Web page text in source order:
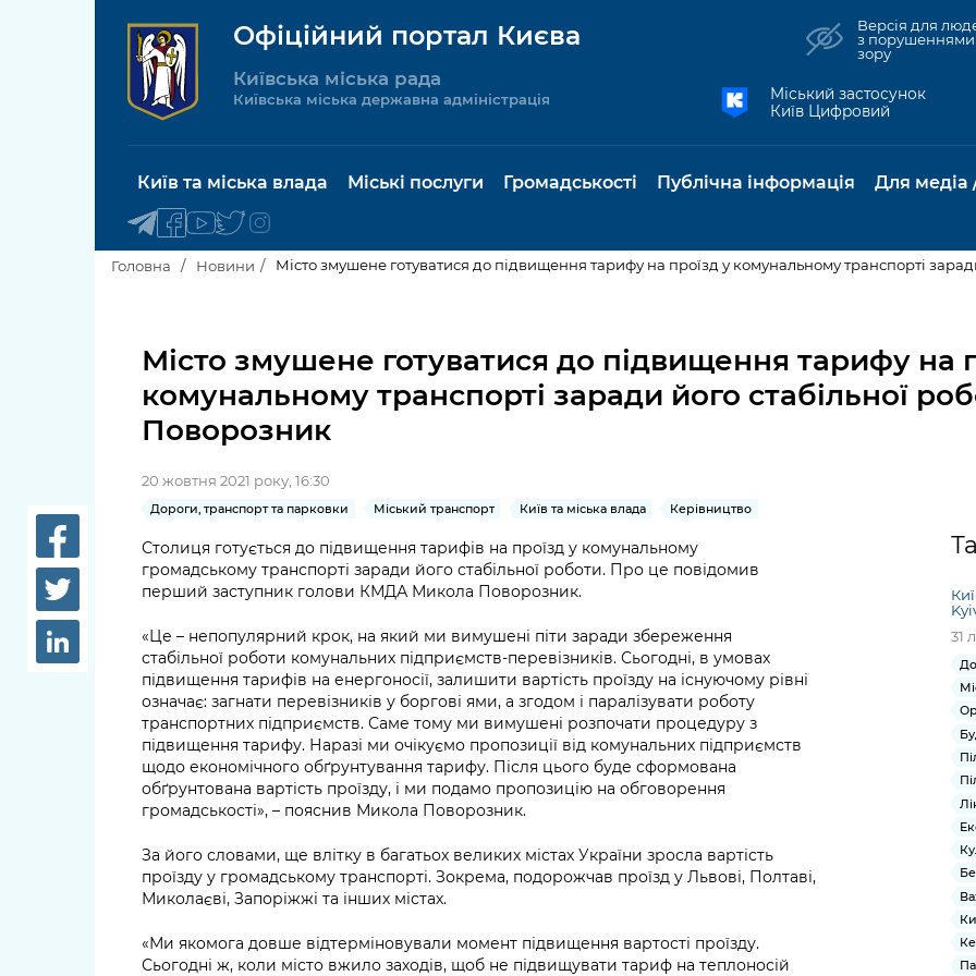
Офіційний портал Києва
Київська міська рада
Київська міська державна адміністрація
Версія для
з порушеннями
зору
Міський застосунок
Київ Цифровий
Київ та міська влада
Київська міська рада
Про Київ
Структура
Рішення та розпорядження
перебувають на погодженні
КМВА
Контактна інформація
Статистика
Регуляторна діяльність
Міські послуги
послуги
Пільги, субсидії та
Лікарні та медицина
Освіта та навчальні
Дороги, транспорт та
парковки
Навколишнє
середовище міста
земельні ділянки
Культура, спорт,
Фінанси та бюджет
Безпека та
Ритуальні послуги
Іноземцям / For
foreigners
Громадськості
об'єднань
Громадські слухання
експертиза
Громадський
бюджет
громадськістю
Громадська
Контактний
Публічна інформація
публічної
інформації
Інформація з
доступом
онлайн
Проекти
нормативно-
правових та
інших актів
база
Для медіа
from
KCSA
Головна Новини Місто змушене готуватися до підвищення тарифу на проїзд у комунальному транспорті
Місто змушене готуватися до підвищення тарифу на
комунальному транспорті заради його стабільної
Поворозник
20 жовтня 2021 року, 16:30
Дороги, транспорт та парковки Міський транспорт Київ та міська влада Керівництво
Столиця готується до підвищення тарифів на проїзд у комунальному
громадському транспорті заради його стабільної роботи. Про це повідомив
перший заступник голови КМДА Микола Поворозник.
«Це – непопулярний крок, на який ми вимушені піти заради збереження
стабільної роботи комунальних підприємств-перевізників. Сьогодні, в умовах
підвищення тарифів на енергоносії, залишити вартість проїзду на існуючому рівні
означає: загнати перевізників у боргові ями, а згодом і паралізувати роботу
транспортних підприємств. Саме тому ми вимушені розпочати процедуру з
підвищення тарифу. Наразі ми очікуємо пропозиції від комунальних підприємств
щодо економічного обґрунтування тарифу. Після цього буде сформована
обґрунтована вартість проїзду, і ми подамо пропозицію на обговорення
громадськості», – пояснив Микола Поворозник.
За його словами, ще влітку в багатьох великих містах України зросла вартість
проїзду у громадському транспорті. Зокрема, подорожчав проїзд у Львові, Полтаві,
Миколаєві, Запоріжжі та інших містах.
«Ми якомога довше відтерміновували момент підвищення вартості проїзду.
Сьогодні ж, коли місто вжило заходів, щоб не підвищувати тариф на теплоносій
31